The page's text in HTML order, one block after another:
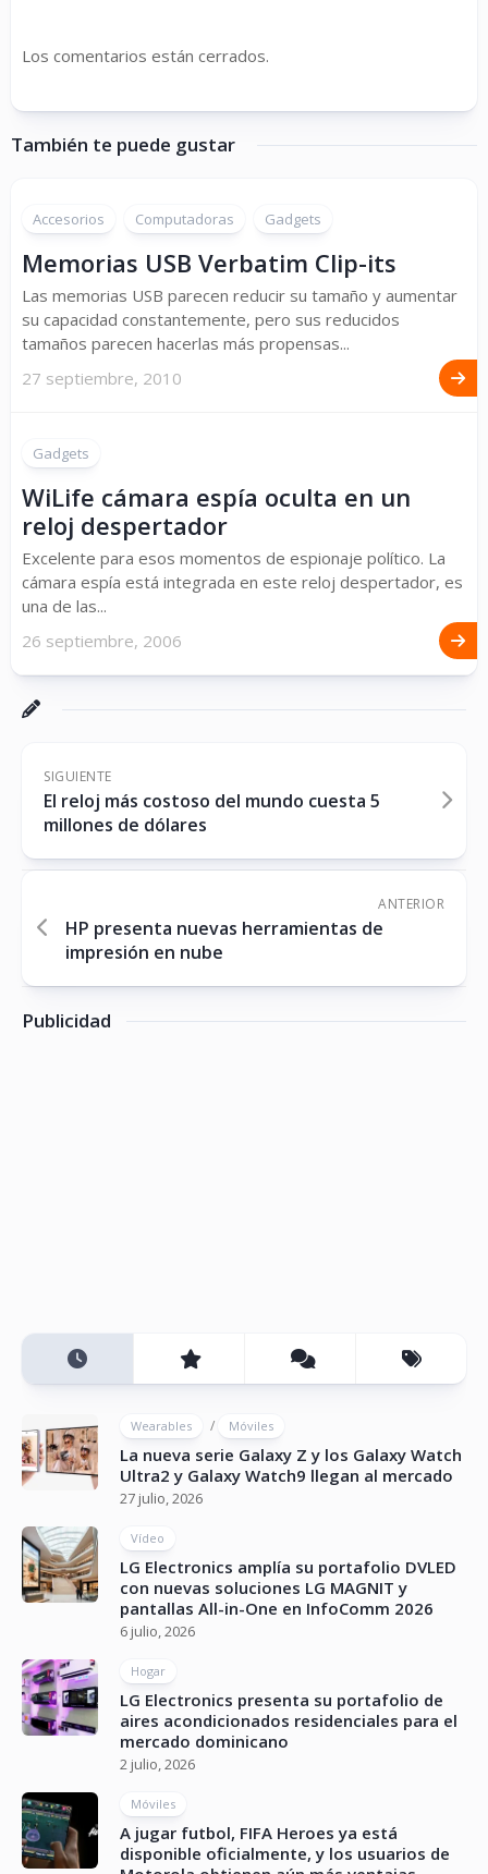
Los comentarios están cerrados.
También te puede gustar
Accesorios Computadoras Gadgets
Memorias USB Verbatim Clip-its
Las memorias USB parecen reducir su tamaño y aumentar
su capacidad constantemente, pero sus reducidos
tamaños parecen hacerlas más propensas...
27 septiembre, 2010
Gadgets
WiLife cámara espía oculta en un
reloj despertador
Excelente para esos momentos de espionaje político. La
cámara espía está integrada en este reloj despertador, es
una de las...
26 septiembre, 2006
SIGUIENTE
El reloj más costoso del mundo cuesta 5
millones de dólares
ANTERIOR
HP presenta nuevas herramientas de
impresión en nube
Publicidad
Wearables / Móviles
La nueva serie Galaxy Z y los Galaxy Watch
Ultra2 y Galaxy Watch9 llegan al mercado
27 julio, 2026
Vídeo
LG Electronics amplía su portafolio DVLED
con nuevas soluciones LG MAGNIT y
pantallas All-in-One en InfoComm 2026
6 julio, 2026
Hogar
LG Electronics presenta su portafolio de
aires acondicionados residenciales para el
mercado dominicano
2 julio, 2026
Móviles
A jugar futbol, FIFA Heroes ya está
disponible oficialmente, y los usuarios de